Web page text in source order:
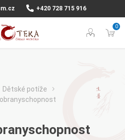
+420 728 715 916
0
Dětské potíže